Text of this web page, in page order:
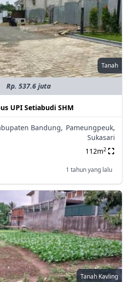
Tanah
Rp. 537.6 juta
UPI Setiabudi SHM
Bandung, Pameungpeuk,
Sukasari
112m2
1 tahun yang lalu
Tanah Kavling